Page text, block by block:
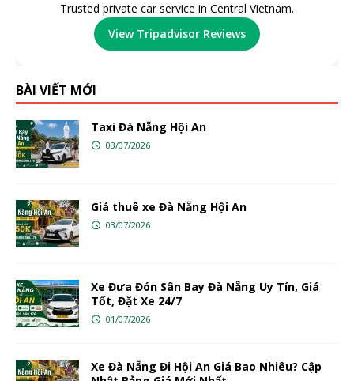
Trusted private car service in Central Vietnam.
View Tripadvisor Reviews
BÀI VIẾT MỚI
Taxi Đà Nẵng Hội An
03/07/2026
Giá thuê xe Đà Nẵng Hội An
03/07/2026
Xe Đưa Đón Sân Bay Đà Nẵng Uy Tín, Giá
Tốt, Đặt Xe 24/7
01/07/2026
Xe Đà Nẵng Đi Hội An Giá Bao Nhiêu? Cập